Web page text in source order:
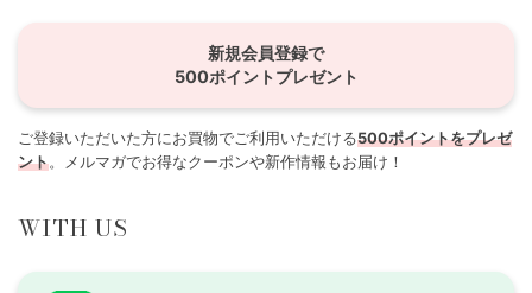
新規会員登録で
500ポイントプレゼント
ご登録いただいた方にお買物でご利用いただける500ポイントをプレゼ
ント。メルマガでお得なクーポンや新作情報もお届け！
WITH US